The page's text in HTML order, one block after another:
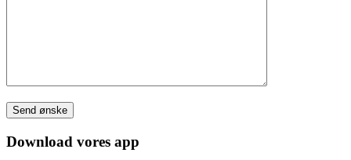
Please leave this field empty.
Download vores app